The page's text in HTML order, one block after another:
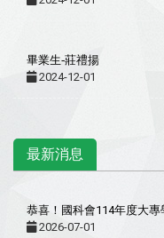
畢業生-莊禮揚
2024-12-01
最新消息
恭喜！國科會114年度大
2026-07-01